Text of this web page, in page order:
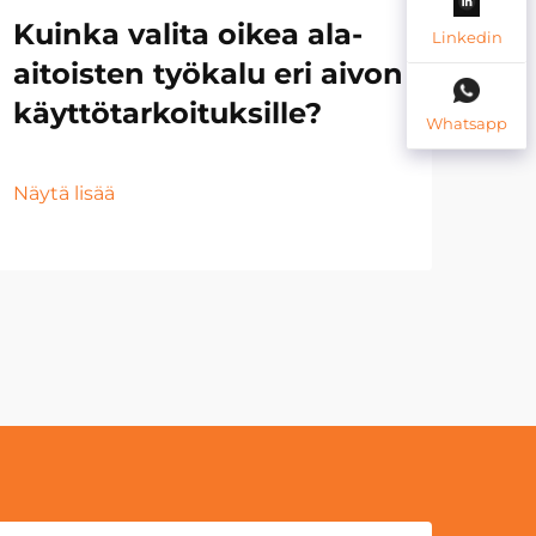
Kuinka valita oikea ala-
aitoisten työkalu eri aivon
käyttötarkoituksille?
Näytä lisää
Linkedin
Whatsapp